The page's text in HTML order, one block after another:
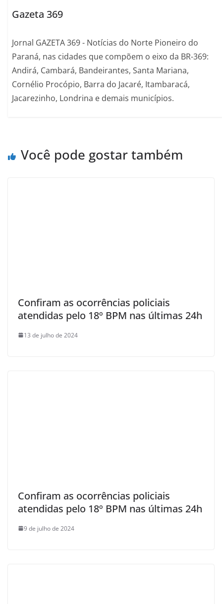
Gazeta 369
Jornal GAZETA 369 - Notícias do Norte Pioneiro do
Paraná, nas cidades que compõem o eixo da BR-369:
Andirá, Cambará, Bandeirantes, Santa Mariana,
Cornélio Procópio, Barra do Jacaré, Itambaracá,
Jacarezinho, Londrina e demais municípios.
Você pode gostar também
Confiram as ocorrências policiais
atendidas pelo 18º BPM nas últimas 24h
13 de julho de 2024
Confiram as ocorrências policiais
atendidas pelo 18º BPM nas últimas 24h
9 de julho de 2024